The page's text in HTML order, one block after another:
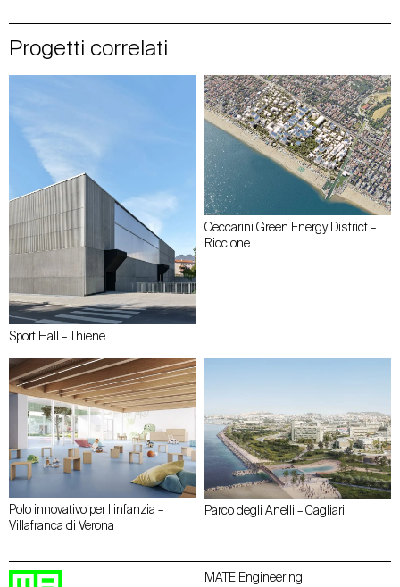
Progetti correlati
Sport Hall – Thiene
Ceccarini Green Energy District –
Riccione
Polo innovativo per l’infanzia –
Villafranca di Verona
Parco degli Anelli – Cagliari
MATE Engineering